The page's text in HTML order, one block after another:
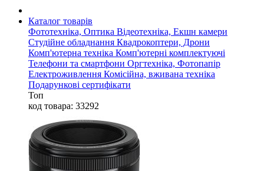
Каталог товарів
Фототехніка, Оптика Відеотехніка, Екшн камери
Студійне обладнання Квадрокоптери, Дрони
Комп'ютерна техніка Комп'ютерні комплектуючі
Телефони та смартфони Оргтехніка, Фотопапір
Електроживлення Комісійна, вживана техніка
Подарункові сертифікати
Топ
код товара: 33292